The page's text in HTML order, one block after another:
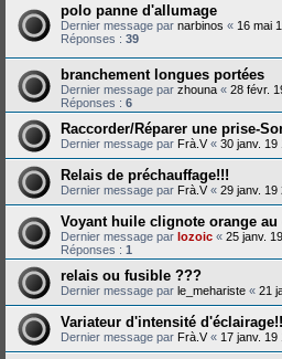
polo panne d'allumage
Dernier message par narbinos « 16 mai
Réponses : 39
branchement longues portées
Dernier message par zhouna « 28 févr.
Réponses : 6
Raccorder/Réparer une prise-
Dernier message par Frà.V« 30 janv. 19
Relais de préchauffage!!!
Dernier message par Frà.V« 29 janv. 19
Voyant huile clignote orange au
Dernier message par lozoic « 25 janv.
Réponses : 1
relais ou fusible ???
Dernier message par le_mehariste « 21
Variateur d'intensité d'éclairage!!
Dernier message par Frà.V« 17 janv. 19